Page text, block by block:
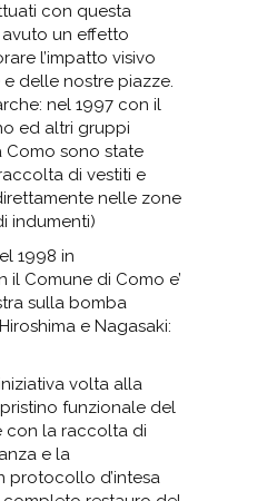
con questa
un effetto
l’impatto visivo
delle nostre piazze.
nel 1997 con il
ed altri gruppi
Como sono state
di vestiti e
nelle zone
indumenti)
1998 in
Comune di Como e’
sulla bomba
e Nagasaki:
volta alla
funzionale del
con la raccolta di
e la
protocollo d’intesa